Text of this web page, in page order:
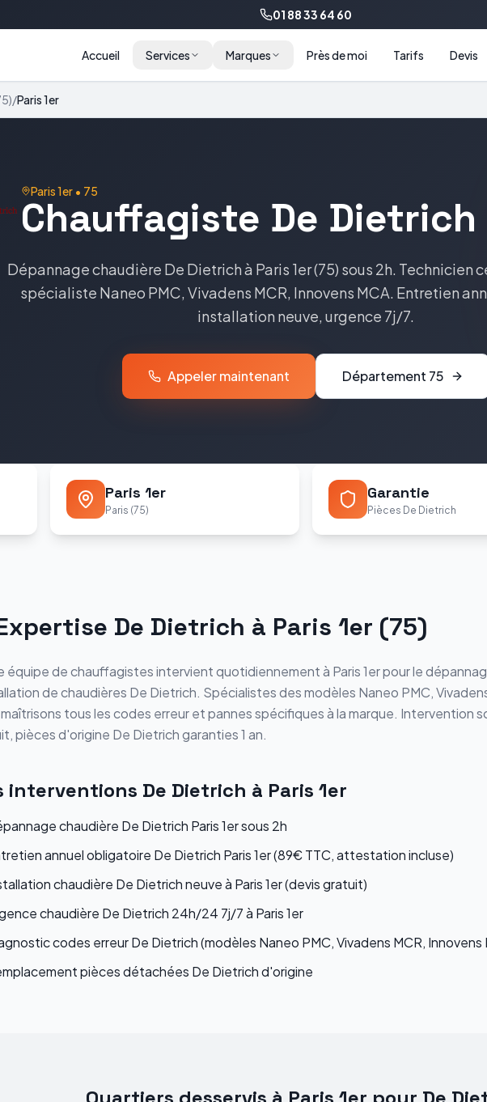
01 88 33 64 60
Accueil Services Marques Près de moi Tarifs Devis
)/Paris 1er
Paris 1er • 75
Chauffagiste De Dietrich
Dépannage chaudière De Dietrichà Paris 1er(75) sous 2h. Technicien
spécialiste Naneo PMC, Vivadens MCR, Innovens MCA. Entretien
installation neuve, urgence 7j/7.
Appeler maintenant Département 75
Paris 1er
Paris (75)
Garantie
Pièces De Dietrich
De Dietrich à Paris 1er (75)
équipe de chauffagistes intervient quotidiennement à Paris 1erpour le
de chaudières De Dietrich. Spécialistes des modèles Naneo PMC,
tous les codes erreur et pannes spécifiques à la marque. Intervention
pièces d'origine De Dietrichgaranties 1 an.
interventions De Dietrich à Paris 1er
chaudière De Dietrich Paris 1er sous 2h
annuel obligatoire De Dietrich Paris 1er (89€ TTC, attestation incluse)
chaudière De Dietrich neuve à Paris 1er (devis gratuit)
chaudière De Dietrich 24h/24 7j/7 à Paris 1er
codes erreur De Dietrich (modèles Naneo PMC, Vivadens MCR, Innovens
pièces détachées De Dietrich d'origine